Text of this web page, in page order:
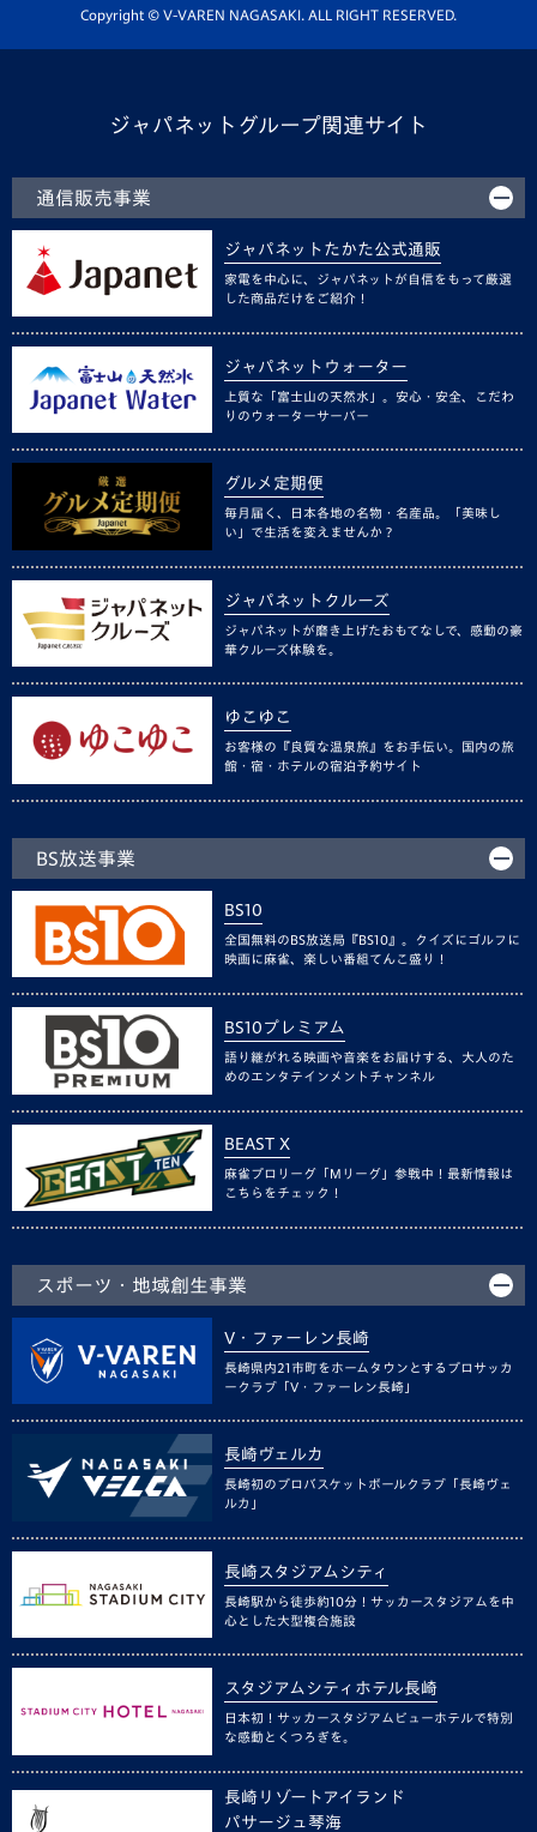
ホームタウン活動
Copyright © V-VAREN NAGASAKI. ALL RIGHT RESERVED.
ジャパネットグループ関連サイト
通信販売事業
ジャパネットたかた公式通販
家電を中心に、ジャパネットが自信をもって厳選
した商品だけをご紹介！
ジャパネットウォーター
上質な「富士山の天然水」。安心・安全、こだわ
りのウォーターサーバー
グルメ定期便
毎月届く、日本各地の名物・名産品。「美味し
い」で生活を変えませんか？
ジャパネットクルーズ
ジャパネットが磨き上げたおもてなしで、感動の豪
華クルーズ体験を。
ゆこゆこ
お客様の『良質な温泉旅』をお手伝い。国内の旅
館・宿・ホテルの宿泊予約サイト
BS放送事業
BS10
全国無料のBS放送局『BS10』。クイズにゴルフに
映画に麻雀、楽しい番組てんこ盛り！
BS10プレミアム
語り継がれる映画や音楽をお届けする、大人のた
めのエンタテインメントチャンネル
BEAST X
麻雀プロリーグ「Mリーグ」参戦中！最新情報は
こちらをチェック！
スポーツ・地域創生事業
V・ファーレン長崎
長崎県内21市町をホームタウンとするプロサッカ
ークラブ「V・ファーレン長崎」
長崎ヴェルカ
長崎初のプロバスケットボールクラブ「長崎ヴェ
ルカ」
長崎スタジアムシティ
長崎駅から徒歩約10分！サッカースタジアムを中
心とした大型複合施設
スタジアムシティホテル長崎
日本初！サッカースタジアムビューホテルで特別
な感動とくつろぎを。
長崎リゾートアイランド
パサージュ琴海